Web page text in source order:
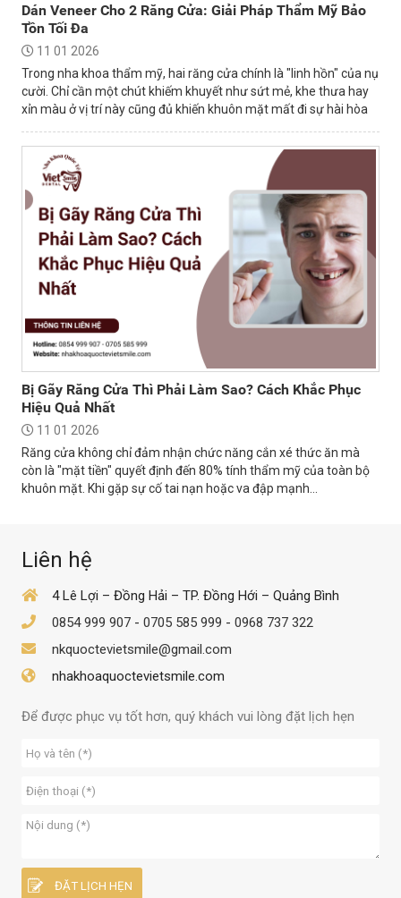
Dán Veneer Cho 2 Răng Cửa: Giải Pháp Thẩm Mỹ Bảo
Tồn Tối Đa
11 01 2026
Trong nha khoa thẩm mỹ, hai răng cửa chính là "linh hồn" của nụ
cười. Chỉ cần một chút khiếm khuyết như sứt mẻ, khe thưa hay
xỉn màu ở vị trí này cũng đủ khiến khuôn mặt mất đi sự hài hòa
Bị Gãy Răng Cửa Thì Phải Làm Sao? Cách Khắc Phục
Hiệu Quả Nhất
11 01 2026
Răng cửa không chỉ đảm nhận chức năng cắn xé thức ăn mà
còn là "mặt tiền" quyết định đến 80% tính thẩm mỹ của toàn bộ
khuôn mặt. Khi gặp sự cố tai nạn hoặc va đập mạnh...
Liên hệ
4 Lê Lợi – Đồng Hải – TP. Đồng Hới – Quảng Bình
0854 999 907 - 0705 585 999 - 0968 737 322
nkquoctevietsmile@gmail.com
nhakhoaquoctevietsmile.com
Để được phục vụ tốt hơn, quý khách vui lòng đặt lịch hẹn